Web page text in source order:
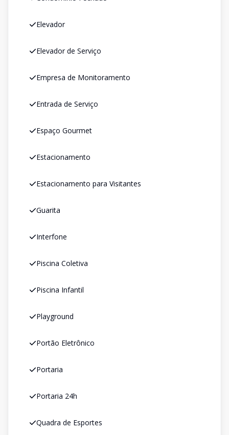
Elevador
Elevador de Serviço
Empresa de Monitoramento
Entrada de Serviço
Espaço Gourmet
Estacionamento
Estacionamento para Visitantes
Guarita
Interfone
Piscina Coletiva
Piscina Infantil
Playground
Portão Eletrônico
Portaria
Portaria 24h
Quadra de Esportes